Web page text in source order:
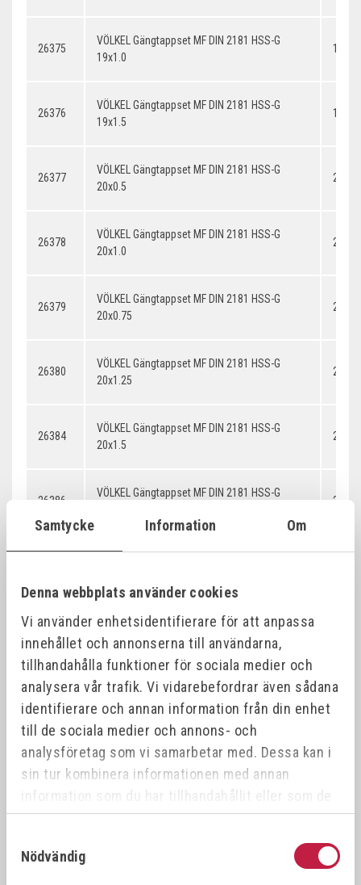
Samtycke Information Om
Denna webbplats använder cookies
Vi använder enhetsidentifierare för att anpassa
innehållet och annonserna till användarna,
tillhandahålla funktioner för sociala medier och
analysera vår trafik. Vi vidarebefordrar även sådana
identifierare och annan information från din enhet
till de sociala medier och annons- och
analysföretag som vi samarbetar med. Dessa kan i
sin tur kombinera informationen med annan
information som du har tillhandahållit eller som de
har samlat in när du har använt deras tjänster.
Nödvändig
26375
VÖLKEL Gängtappset MF DIN 2181 HSS-G
19x1.0
26376
VÖLKEL Gängtappset MF DIN 2181 HSS-G
19x1.5
26377
VÖLKEL Gängtappset MF DIN 2181 HSS-G
20x0.5
26378
VÖLKEL Gängtappset MF DIN 2181 HSS-G
20x1.0
26379
VÖLKEL Gängtappset MF DIN 2181 HSS-G
20x0.75
26380
VÖLKEL Gängtappset MF DIN 2181 HSS-G
20x1.25
26384
VÖLKEL Gängtappset MF DIN 2181 HSS-G
20x1.5
26386
VÖLKEL Gängtappset MF DIN 2181 HSS-G
26388
VÖLKEL Gängtappset MF DIN 2181 HSS-G
21x1.5
26389
VÖLKEL Gängtappset MF DIN 2181 HSS-G
22x0.5
26390
VÖLKEL Gängtappset MF DIN 2181 HSS-G
22x1.0
VÖLKEL Gängtappset MF DIN 2181 HSS-G